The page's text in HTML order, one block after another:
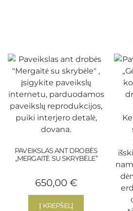
PAVEIKSLAS ANT DROBĖS
„MERGAITĖ SU SKRYBĖLE”
650,00 €
Į KREPŠELĮ